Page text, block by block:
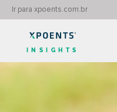
Ir para xpoents.com.br
INSIGHTS